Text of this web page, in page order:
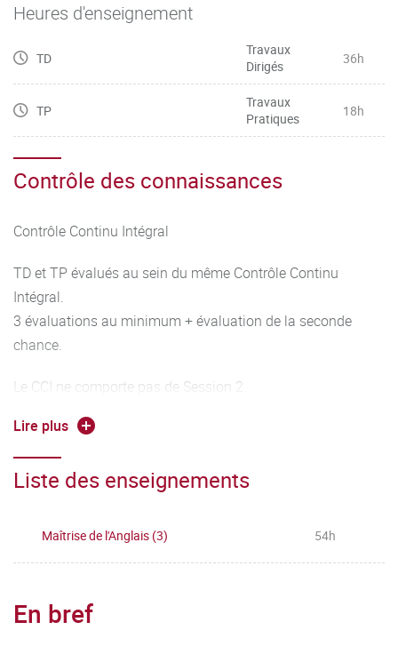
Heures d'enseignement
TD
Travaux
Dirigés
36h
TP
Travaux
Pratiques
18h
Contrôle des connaissances
Contrôle Continu Intégral
TD et TP évalués au sein du même Contrôle Continu
Intégral.
3 évaluations au minimum + évaluation de la seconde
chance.
Le CCI ne comporte pas de Session 2.
Deux TD constituent principalement l'UE1. La moyenne de
l'UE1 est calculée à partir de la moyenne de chaque TD.
Une modulation de la moyenne est effectuée pour tenir
Lire plus
Liste des enseignements
Maîtrise de l'Anglais (3) 54h
En bref